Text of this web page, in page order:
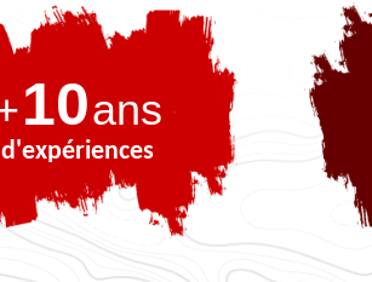
10ans
d'expériences